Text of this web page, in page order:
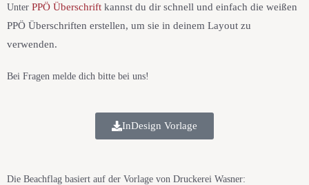
Unter PPÖ Überschrift kannst du dir schnell und einfach die weißen
PPÖ Überschriften erstellen, um sie in deinem Layout zu
verwenden.
Bei Fragen melde dich bitte bei uns!
InDesign Vorlage
Die Beachflag basiert auf der Vorlage von Druckerei Wasner: